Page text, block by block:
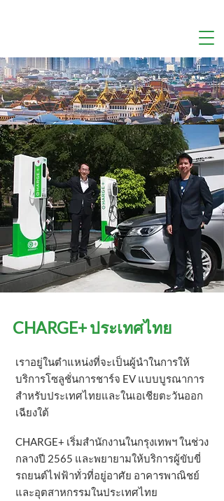
CHARGE+ ประเทศไทย
เราอยู่ในตำแหน่งที่จะเป็นผู้นำในการให้
บริการโซลูชั่นการชาร์จ EV แบบบูรณาการ
สำหรับประเทศไทยและในเอเชียตะวันออก
เฉียงใต้
CHARGE+ เริ่มสำนักงานในกรุงเทพฯ ในช่วง
กลางปี ​​2565 และพยายามให้บริการผู้ขับขี่
รถยนต์ไฟฟ้าทั่วที่อยู่อาศัย อาคารพาณิชย์
และอุตสาหกรรมในประเทศไทย